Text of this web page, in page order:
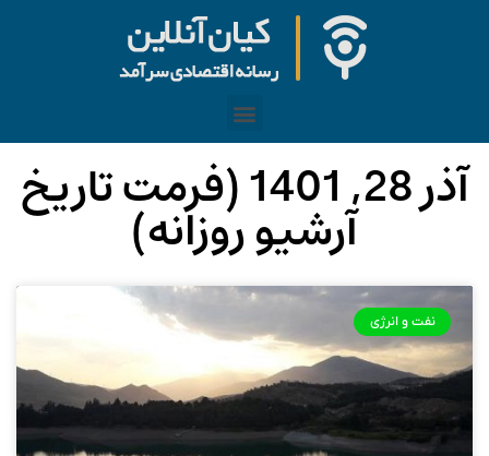
آذر 28, 1401 (فرمت تاریخ
آرشیو روزانه)
نفت و انرژی